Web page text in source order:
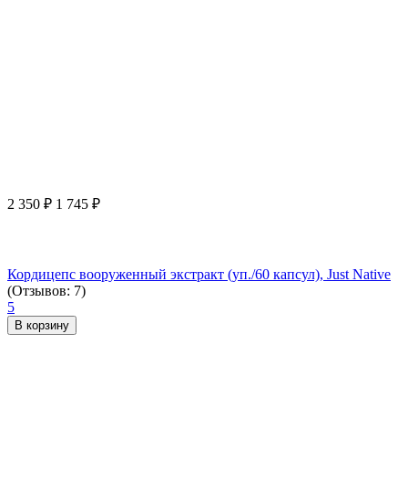
2 350 ₽ 1 745 ₽
Кордицепс вооруженный экстракт (уп./60 капсул), Just Native
(Отзывов: 7)
5
В корзину